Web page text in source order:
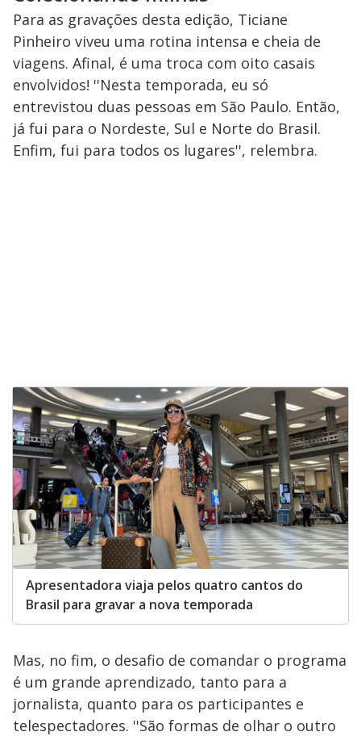
Para as gravações desta edição, Ticiane
Pinheiro viveu uma rotina intensa e cheia de
viagens. Afinal, é uma troca com oito casais
envolvidos! ''Nesta temporada, eu só
entrevistou duas pessoas em São Paulo. Então,
já fui para o Nordeste, Sul e Norte do Brasil.
Enfim, fui para todos os lugares'', relembra.
Apresentadora viaja pelos quatro cantos do
Brasil para gravar a nova temporada
Mas, no fim, o desafio de comandar o programa
é um grande aprendizado, tanto para a
jornalista, quanto para os participantes e
telespectadores. ''São formas de olhar o outro